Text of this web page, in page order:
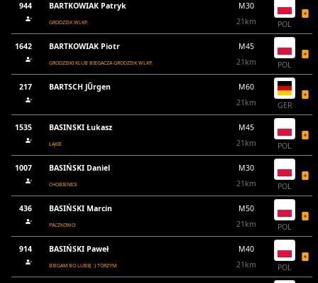
944 BARTKOWIAK Patryk
GRODZISK WLKP.
M30
21km
POL
1642 BARTKOWIAK Piotr
GRODZISKI KLUB BIEGACZA GRODZISK WLKP.
M45
21km
POL
217 BARTSCH JŨrgen
M60
21km
GER
1535 BASINSKI Łukasz
ŁĄKIE
M45
21km
POL
1007 BASIŃSKI Daniel
CHOBIENICE
M30
21km
POL
436 BASIŃSKI Marcin
PACZKOWO
M50
21km
POL
914 BASIŃSKI Paweł
BIEGAM BO LUBIĘ :) TORZYM
M40
21km
POL